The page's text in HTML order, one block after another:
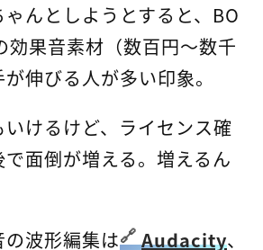
んとしようとすると、BO
果音素材（数百円〜数千
伸びる人が多い印象。
けるけど、ライセンス確
面倒が増える。増えるん
の波形編集は Audacity、